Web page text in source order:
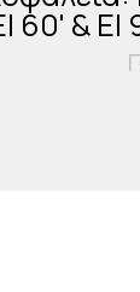
60' & EI